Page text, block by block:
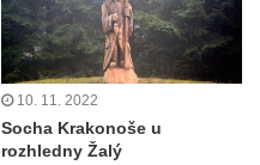
10. 11. 2022
Socha Krakonoše u
rozhledny Žalý